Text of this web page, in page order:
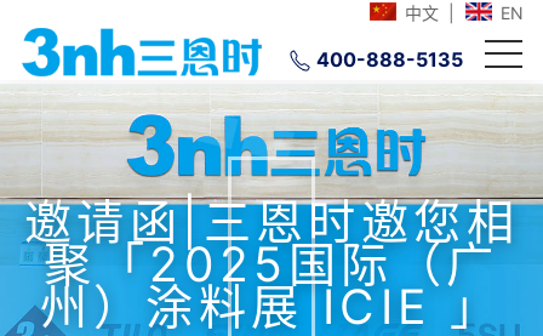
中文 EN
400-888-5135
邀请函|三恩时邀您相
聚「2025国际（广
州）涂料展 ICIE 」